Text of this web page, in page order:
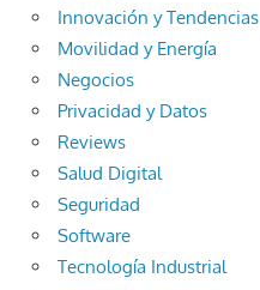
Innovación y Tendencias
Movilidad y Energía
Negocios
Privacidad y Datos
Reviews
Salud Digital
Seguridad
Software
Tecnología Industrial